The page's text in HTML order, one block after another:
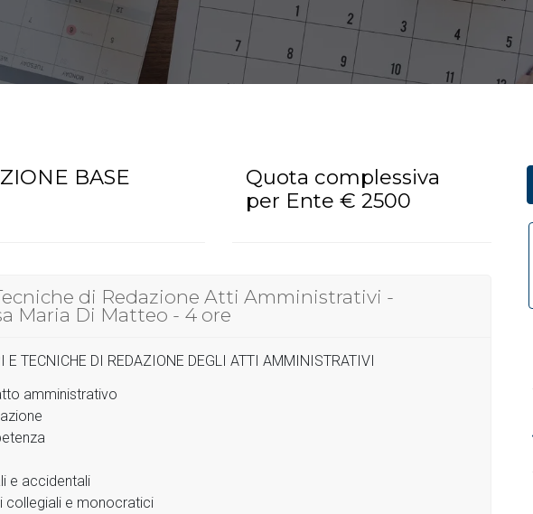
BASE
Quota complessiva
per Ente € 2500
di Redazione Atti Amministrativi -
Maria Di Matteo - 4 ore
E TECNICHE DI REDAZIONE DEGLI ATTI AMMINISTRATIVI
amministrativo
e accidentali
collegiali e monocratici